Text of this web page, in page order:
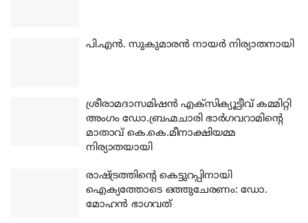
പി.എന്‍. സുകുമാരന്‍ നായര്‍ നിര്യാതനായി
ശ്രീരാമദാസമിഷന്‍ എക്‌സിക്യൂട്ടീവ് കമ്മിറ്റി
അംഗം ഡോ.ബ്രഹ്മചാരി ഭാര്‍ഗവറാമിന്റെ
മാതാവ് കെ.കെ.മീനാക്ഷിയമ്മ
നിര്യാതയായി
രാഷ്ട്രത്തിന്റെ കെട്ടുറപ്പിനായി
ഐക്യത്തോടെ ഒത്തുചേരണം: ഡോ.
മോഹന്‍ ഭാഗവത്